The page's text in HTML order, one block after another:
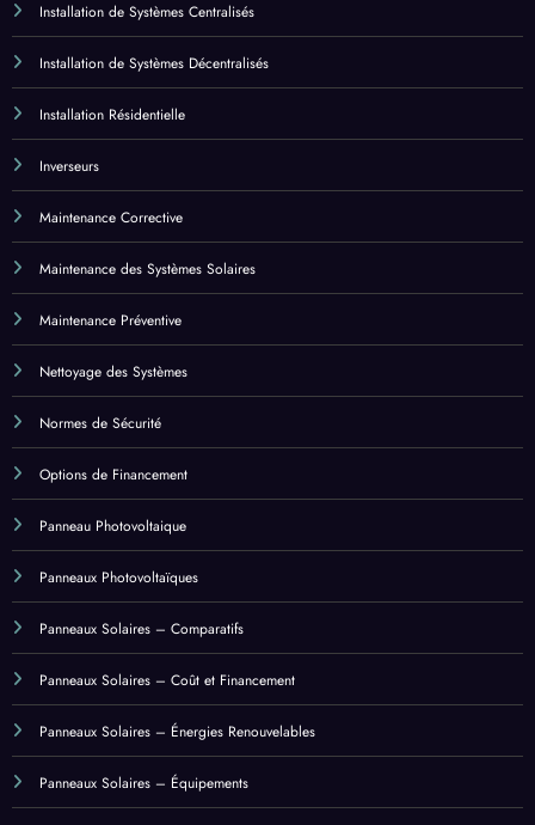
Installation de Panneaux Solaires
Installation de Systèmes Centralisés
Installation de Systèmes Décentralisés
Installation Résidentielle
Inverseurs
Maintenance Corrective
Maintenance des Systèmes Solaires
Maintenance Préventive
Nettoyage des Systèmes
Normes de Sécurité
Options de Financement
Panneau Photovoltaique
Panneaux Photovoltaïques
Panneaux Solaires – Comparatifs
Panneaux Solaires – Coût et Financement
Panneaux Solaires – Énergies Renouvelables